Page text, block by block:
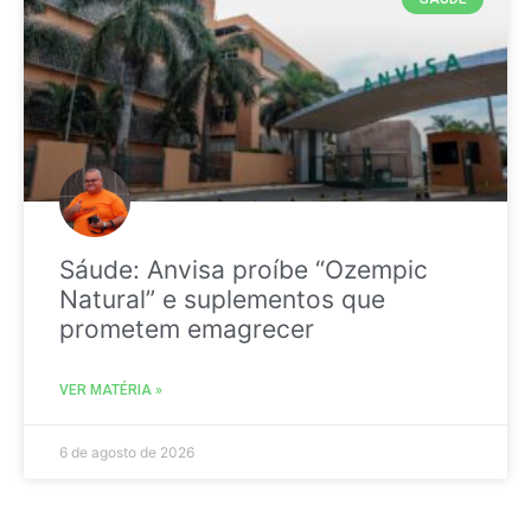
Sáude: Anvisa proíbe “Ozempic
Natural” e suplementos que
prometem emagrecer
VER MATÉRIA »
6 de agosto de 2026